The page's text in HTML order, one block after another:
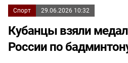
Спорт 29.06.2026 10:32
Кубанцы взяли
России по